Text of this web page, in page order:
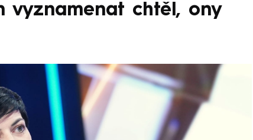
vyznamenat chtěl, ony